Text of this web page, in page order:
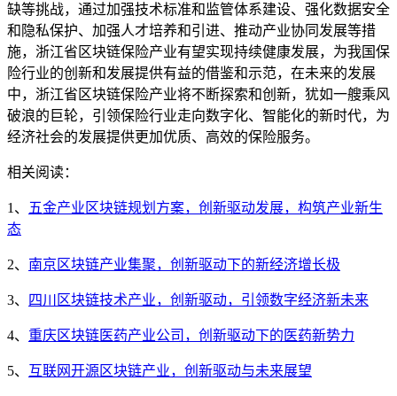
缺等挑战，通过加强技术标准和监管体系建设、强化数据安全
和隐私保护、加强人才培养和引进、推动产业协同发展等措
施，浙江省区块链保险产业有望实现持续健康发展，为我国保
险行业的创新和发展提供有益的借鉴和示范，在未来的发展
中，浙江省区块链保险产业将不断探索和创新，犹如一艘乘风
破浪的巨轮，引领保险行业走向数字化、智能化的新时代，为
经济社会的发展提供更加优质、高效的保险服务。
相关阅读：
1、
五金产业区块链规划方案，创新驱动发展，构筑产业新生
态
2、 南京区块链产业集聚，创新驱动下的新经济增长极
3、 四川区块链技术产业，创新驱动，引领数字经济新未来
4、 重庆区块链医药产业公司，创新驱动下的医药新势力
5、 互联网开源区块链产业，创新驱动与未来展望